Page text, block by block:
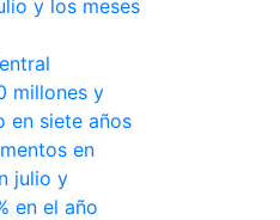
y los meses
millones y
en siete años
en
julio y
en el año